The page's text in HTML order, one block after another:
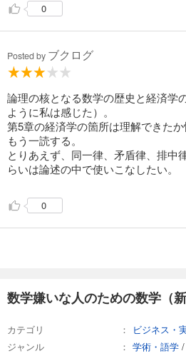
0
Posted by ブクログ
論理の核となる数学の歴史と経済学
ように私は感じた）。
第5章の経済学の箇所は理解できた
もう一読する。
とりあえず、同一律、矛盾律、排中
らいは論述の中で使いこなしたい。
0
数学嫌いな人のための数学（
カテゴリ
ビジネス・
ジャンル
学術・語学 /